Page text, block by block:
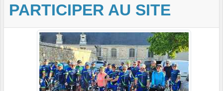
PARTICIPER AU SITE